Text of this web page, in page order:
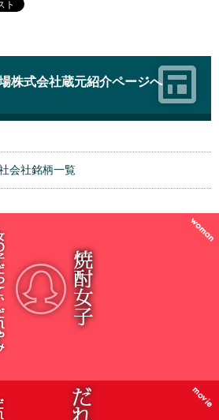
株式会社蔵元紹介ページへ
会社銘柄一覧